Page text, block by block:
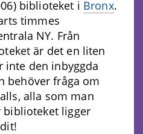
biblioteket i Bronx.
timmes
NY. Från
är det en liten
inte den inbyggda
behöver fråga om
alla som man
biblioteket ligger